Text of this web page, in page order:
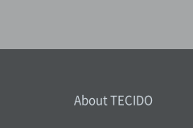
About TECIDO